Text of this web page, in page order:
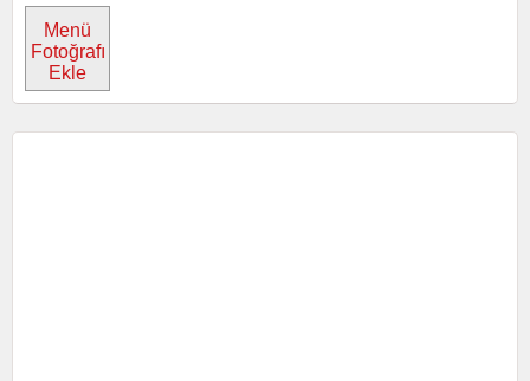
Menü
Fotoğrafı
Ekle